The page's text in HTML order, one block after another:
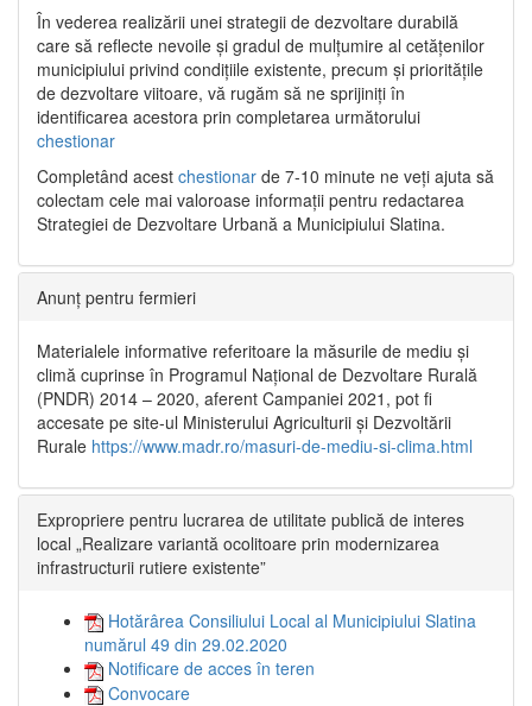
În vederea realizării unei strategii de dezvoltare durabilă
care să reflecte nevoile și gradul de mulțumire al cetățenilor
municipiului privind condițiile existente, precum și prioritățile
de dezvoltare viitoare, vă rugăm să ne sprijiniți în
identificarea acestora prin completarea următorului
chestionar
Completând acest chestionar de 7-10 minute ne veți ajuta să
colectam cele mai valoroase informații pentru redactarea
Strategiei de Dezvoltare Urbană a Municipiului Slatina.
Anunț pentru fermieri
Materialele informative referitoare la măsurile de mediu și
climă cuprinse în Programul Național de Dezvoltare Rurală
(PNDR) 2014 – 2020, aferent Campaniei 2021, pot fi
accesate pe site-ul Ministerului Agriculturii și Dezvoltării
Rurale https://www.madr.ro/masuri-de-mediu-si-clima.html
Expropriere pentru lucrarea de utilitate publică de interes
local „Realizare variantă ocolitoare prin modernizarea
infrastructurii rutiere existente”
Hotărârea Consiliului Local al Municipiului Slatina
numărul 49 din 29.02.2020
Notificare de acces în teren
Convocare